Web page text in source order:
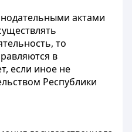
актами
то
в
если иное не
Республики